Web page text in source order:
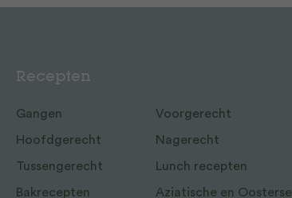
Recepten
Gangen Voorgerecht
Hoofdgerecht Nagerecht
Tussengerecht Lunch recepten
Bakrecepten Aziatische en Oosterse